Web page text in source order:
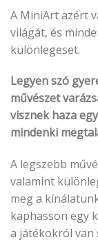
A MiniArt azért
világát, és
különlegeset.
Legyen szó
művészet
visznek haza
mindenki
A legszebb
valamint
meg a
kaphasson egy
a játékokról van